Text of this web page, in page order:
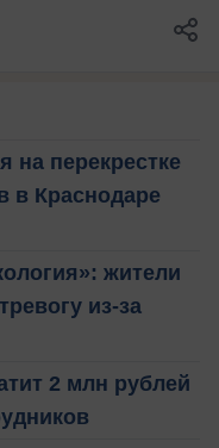
на перекрестке
в Краснодаре
жители
из-за
2 млн рублей